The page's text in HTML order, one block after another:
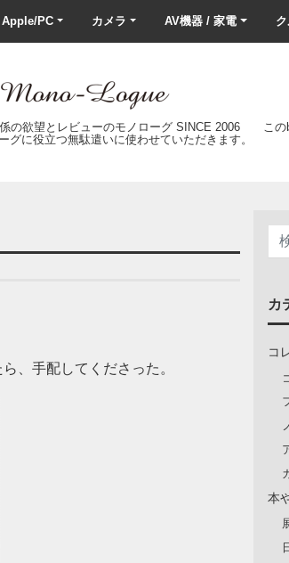
Apple/PC カメラ AV機器 / 家電
の欲望とレビューのモノローグ SINCE 2006 この
グに役立つ無駄遣いに使わせていただきます。
、手配してくださった。
カ
コ
本